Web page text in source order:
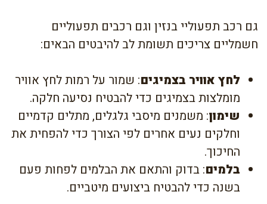
גם רכב תפעוליי בנזין וגם רכבים תפעוליים
חשמליים צריכים תשומת לב להיבטים הבאים:
לחץ אוויר בצמיגים: שמור על רמות לחץ אוויר
מומלצות בצמיגים כדי להבטיח נסיעה חלקה.
שימון: משמנים מיסבי גלגלים, מתלים קדמיים
וחלקים נעים אחרים לפי הצורך כדי להפחית את
החיכוך.
בלמים: בדוק והתאם את הבלמים לפחות פעם
בשנה כדי להבטיח ביצועים מיטביים.